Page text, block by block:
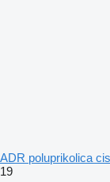
ADR poluprikolica
19